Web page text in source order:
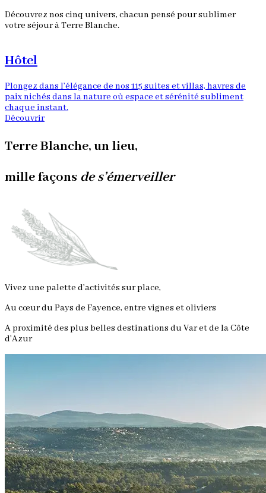
Découvrez nos cinq univers, chacun pensé pour sublimer
votre séjour à Terre Blanche.
Hôtel
Plongez dans l’élégance de nos 115 suites et villas, havres de
paix nichés dans la nature où espace et sérénité subliment
chaque instant.
Découvrir
Terre Blanche, un lieu,
mille façons de s’émerveiller
Vivez une palette d’activités sur place,
Au cœur du Pays de Fayence, entre vignes et oliviers
A proximité des plus belles destinations du Var et de la Côte
d’Azur